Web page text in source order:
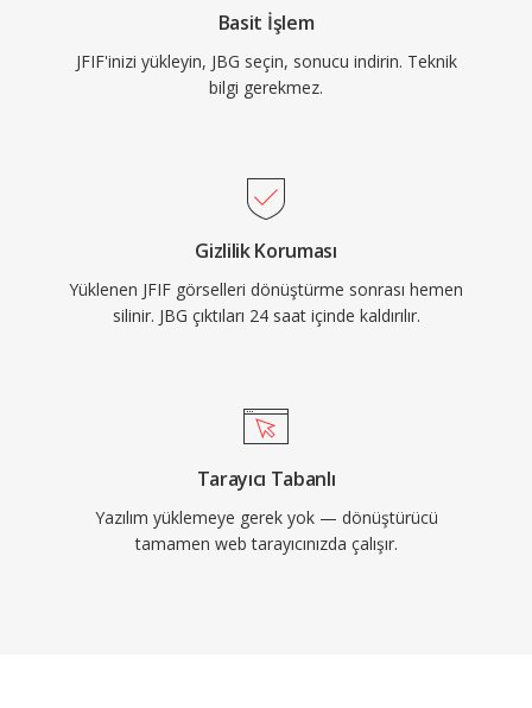
Basit İşlem
JFIF'inizi yükleyin, JBG seçin, sonucu indirin. Teknik
bilgi gerekmez.
Gizlilik Koruması
Yüklenen JFIF görselleri dönüştürme sonrası hemen
silinir. JBG çıktıları 24 saat içinde kaldırılır.
Tarayıcı Tabanlı
Yazılım yüklemeye gerek yok — dönüştürücü
tamamen web tarayıcınızda çalışır.